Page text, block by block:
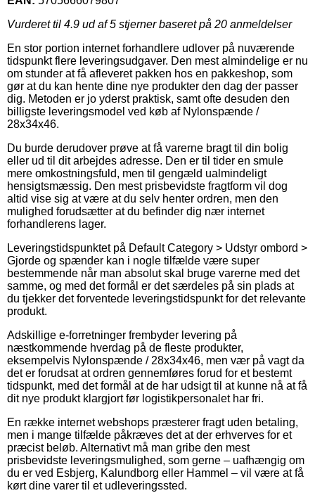
Vurderet til 4.9 ud af 5 stjerner baseret på 20 anmeldelser
En stor portion internet forhandlere udlover på nuværende
tidspunkt flere leveringsudgaver. Den mest almindelige er nu
om stunder at få afleveret pakken hos en pakkeshop, som
gør at du kan hente dine nye produkter den dag der passer
dig. Metoden er jo yderst praktisk, samt ofte desuden den
billigste leveringsmodel ved køb af Nylonspænde /
28x34x46.
Du burde derudover prøve at få varerne bragt til din bolig
eller ud til dit arbejdes adresse. Den er til tider en smule
mere omkostningsfuld, men til gengæld ualmindeligt
hensigtsmæssig. Den mest prisbevidste fragtform vil dog
altid vise sig at være at du selv henter ordren, men den
mulighed forudsætter at du befinder dig nær internet
forhandlerens lager.
Leveringstidspunktet på Default Category > Udstyr ombord >
Gjorde og spænder kan i nogle tilfælde være super
bestemmende når man absolut skal bruge varerne med det
samme, og med det formål er det særdeles på sin plads at
du tjekker det forventede leveringstidspunkt for det relevante
produkt.
Adskillige e-forretninger frembyder levering på
næstkommende hverdag på de fleste produkter,
eksempelvis Nylonspænde / 28x34x46, men vær på vagt da
det er forudsat at ordren gennemføres forud for et bestemt
tidspunkt, med det formål at de har udsigt til at kunne nå at få
dit nye produkt klargjort før logistikpersonalet har fri.
En række internet webshops præsterer fragt uden betaling,
men i mange tilfælde påkræves det at der erhverves for et
præcist beløb. Alternativt må man gribe den mest
prisbevidste leveringsmulighed, som gerne – uafhængig om
du er ved Esbjerg, Kalundborg eller Hammel – vil være at få
kørt dine varer til et udleveringssted.